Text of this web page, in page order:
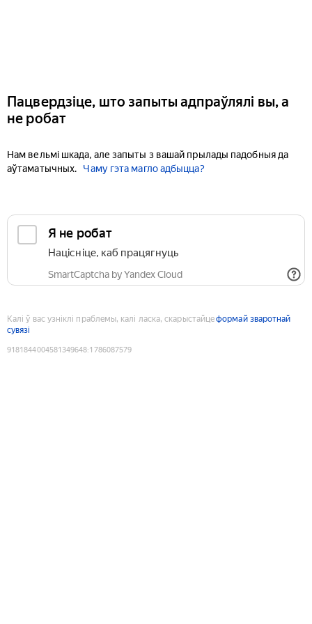
Пацвердзіце, што запыты адпраўлялі вы, а
не робат
Нам вельмі шкада, але запыты з вашай прылады падобныя да
аўтаматычных.
Чаму гэта магло адбыцца?
Я не робат
Націсніце, каб працягнуць
SmartCaptcha by Yandex Cloud
Калі ў вас узніклі праблемы, калі ласка, скарыстайцеформай зваротнай
сувязі
9181844004581349648:1786087579